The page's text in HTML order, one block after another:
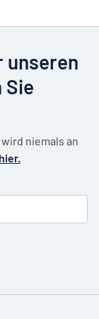
unseren
Sie
niemals an